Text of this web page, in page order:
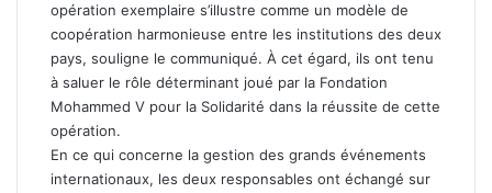
opération exemplaire s’illustre comme un modèle de
coopération harmonieuse entre les institutions des deux
pays, souligne le communiqué. À cet égard, ils ont tenu
à saluer le rôle déterminant joué par la Fondation
Mohammed V pour la Solidarité dans la réussite de cette
opération.
En ce qui concerne la gestion des grands événements
internationaux, les deux responsables ont échangé sur